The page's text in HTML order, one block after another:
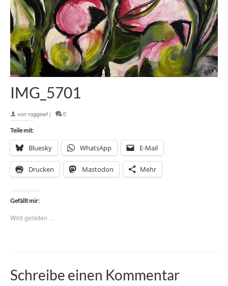
IMG_5701
vonroggewf | 0
Teile mit:
Bluesky WhatsApp E-Mail
Drucken Mastodon Mehr
Gefällt mir:
Wird geladen …
Schreibe einen Kommentar